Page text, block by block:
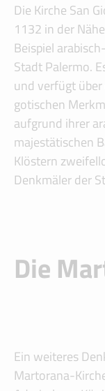
Die Kirche San
1132 in der
Beispiel
Stadt Palermo.
und verfügt
gotischen
aufgrund ihrer
majestätischen
Klöstern
Denkmäler der
Die
Ein weiteres
Martorana-